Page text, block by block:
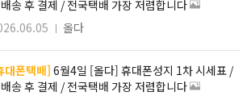
송 후 결제 / 전국택배 가장 저렴합니다
올다
대폰택배]6월4일 [올다] 휴대폰성지 1차 시세표 /
송 후 결제 / 전국택배 가장 저렴합니다